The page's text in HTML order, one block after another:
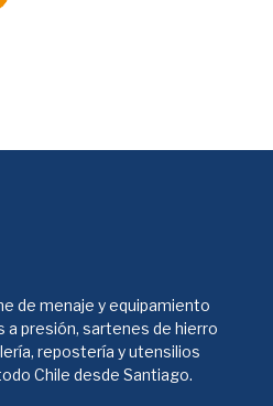
de menaje y equipamiento
a presión, sartenes de hierro
repostería y utensilios
Chile desde Santiago.